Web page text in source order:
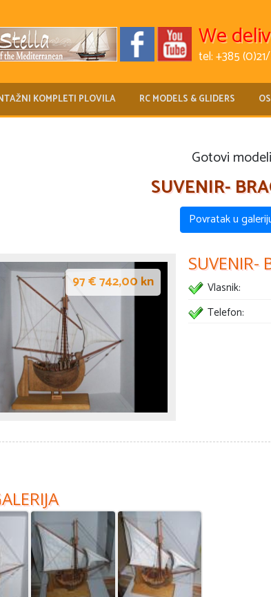
We
tel: +385
KOMPLETI PLOVILA RC MODELS & GLIDERS
Gotovi modeli
SUVENIR-
Povratak u
97 € 742,00 kn
SUVENIR-
Vlasnik:
Telefon: